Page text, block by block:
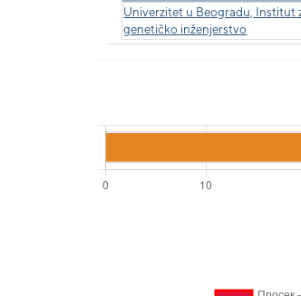
Univerzitet u Beogradu, Institut
genetičko inženjerstvo